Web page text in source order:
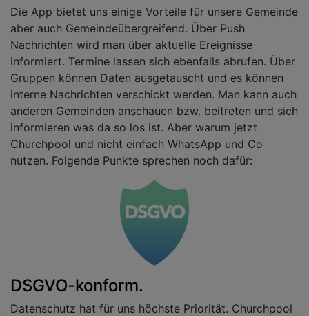
Die App bietet uns einige Vorteile für unsere Gemeinde
aber auch Gemeindeübergreifend. Über Push
Nachrichten wird man über aktuelle Ereignisse
informiert. Termine lassen sich ebenfalls abrufen. Über
Gruppen können Daten ausgetauscht und es können
interne Nachrichten verschickt werden. Man kann auch
anderen Gemeinden anschauen bzw. beitreten und sich
informieren was da so los ist. Aber warum jetzt
Churchpool und nicht einfach WhatsApp und Co
nutzen. Folgende Punkte sprechen noch dafür:
DSGVO-konform.
Datenschutz hat für uns höchste Priorität. Churchpool